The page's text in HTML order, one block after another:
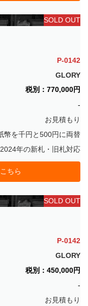
SOLD OUT
P-0142
GLORY
税別：770,000円
-
お見積もり
幣を千円と500円に両替
2024年の新札・旧札対応
ちら
SOLD OUT
P-0142
GLORY
税別：450,000円
-
お見積もり